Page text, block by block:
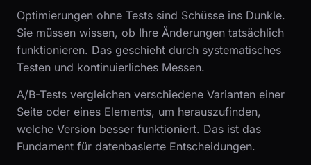
Optimierungen ohne Tests sind Schüsse ins Dunkle.
Sie müssen wissen, ob Ihre Änderungen tatsächlich
funktionieren. Das geschieht durch systematisches
Testen und kontinuierliches Messen.
A/B-Tests vergleichen verschiedene Varianten einer
Seite oder eines Elements, um herauszufinden,
welche Version besser funktioniert. Das ist das
Fundament für datenbasierte Entscheidungen.